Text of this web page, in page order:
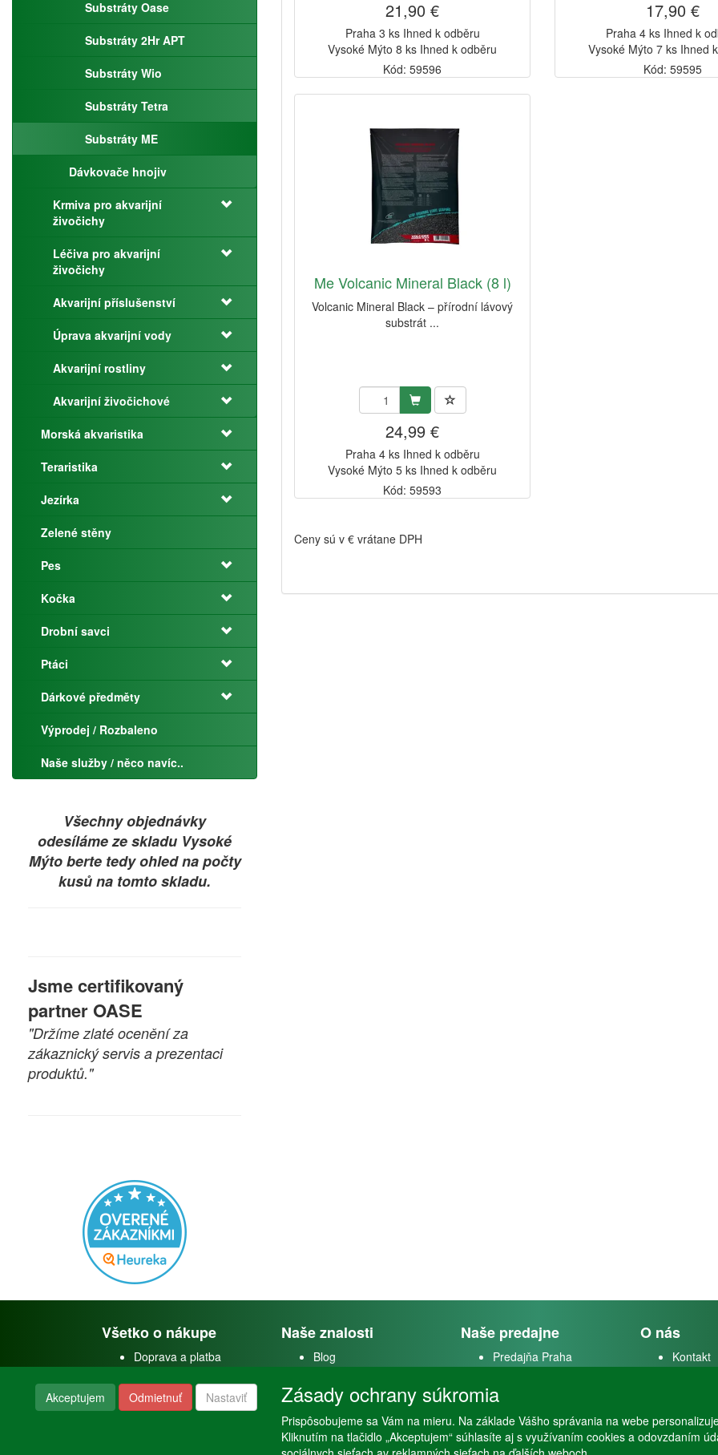
Substráty Oase
Substráty 2Hr APT
Substráty Wio
Substráty Tetra
Substráty ME
Dávkovače hnojiv
Krmiva pro akvarijní
živočichy
Léčiva pro akvarijní
živočichy
Akvarijní příslušenství
Úprava akvarijní vody
Akvarijní rostliny
Akvarijní živočichové
Morská akvaristika
Teraristika
Jezírka
Zelené stěny
Pes
Kočka
Drobní savci
Ptáci
Dárkové předměty
Výprodej / Rozbaleno
Naše služby / něco navíc..
Všechny objednávky
odesíláme ze skladu Vysoké
Mýto berte tedy ohled na počty
kusů na tomto skladu.
Jsme certifikovaný
partner OASE
"Držíme zlaté ocenění za
zákaznický servis a prezentaci
produktů."
21,90 €
Praha 3 ks Ihned k odběru
Vysoké Mýto 8 ks Ihned k odběru
Kód: 59596
17,90 €
Praha 4 ks Ihned k
Vysoké Mýto 7 ks Ihned
Kód: 59595
Me Volcanic Mineral Black (8 l)
Volcanic Mineral Black – přírodní lávový
substrát ...
24,99 €
Praha 4 ks Ihned k odběru
Vysoké Mýto 5 ks Ihned k odběru
Kód: 59593
Ceny sú v € vrátane DPH
Všetko o nákupe
Doprava a platba
Obchodné podmienky
Reklamačný poriadok
Naše znalosti
Blog
Youtube
Instagram
Poradenstvo
Naše predajne
Predajňa Praha
O nás
Kontakt
Akceptujem
Odmietnuť Nastaviť Zásady ochrany súkromia
Prispôsobujeme sa Vám na mieru. Na základe Vášho správania na webe
Kliknutím na tlačidlo „Akceptujem“ súhlasíte aj s využívaním cookies a odovzdaním